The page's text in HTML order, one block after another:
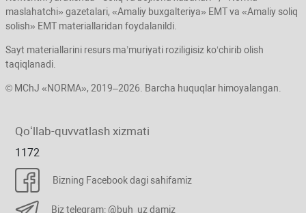
maslahatchi» gazetalari, «Amaliy buхgalteriya» EMT va «Amaliy soliq
solish» EMT materiallaridan foydalanildi.
Sayt materiallarini resurs ma’muriyati roziligisiz koʻchirib olish
taqiqlanadi.
© MChJ «NORMA», 2019–2026. Barcha huquqlar himoyalangan.
Qoʻllab-quvvatlash хizmati
1172
Bizning Facebook dagi sahifamiz
Biz telegram: @buh_uz damiz